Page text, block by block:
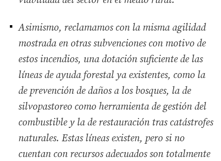
Asimismo, reclamamos con la misma agilidad
mostrada en otras subvenciones con motivo de
estos incendios, una dotación suficiente de las
líneas de ayuda forestal ya existentes, como la
de prevención de daños a los bosques, la de
silvopastoreo como herramienta de gestión del
combustible y la de restauración tras catástrofes
naturales. Estas líneas existen, pero si no
cuentan con recursos adecuados son totalmente